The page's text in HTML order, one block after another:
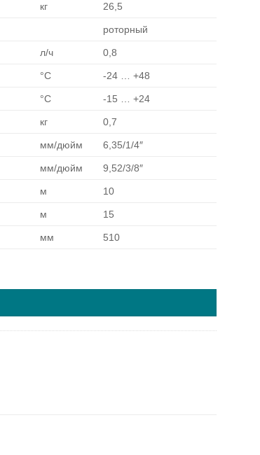
кг 26,5
роторный
л/ч 0,8
°C -24 … +48
°C -15 … +24
кг 0,7
мм/дюйм 6,35/1/4″
мм/дюйм 9,52/3/8″
м 10
м 15
мм 510